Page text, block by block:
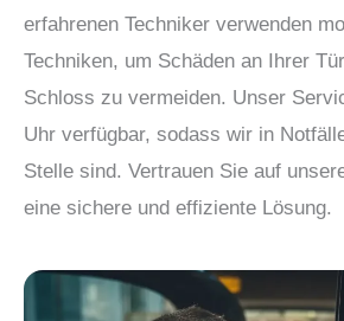
erfahrenen Techniker verwenden
Techniken, um Schäden an Ihrer
Schloss zu vermeiden. Unser
Uhr verfügbar, sodass wir in
Stelle sind. Vertrauen Sie auf
eine sichere und effiziente Lösung.